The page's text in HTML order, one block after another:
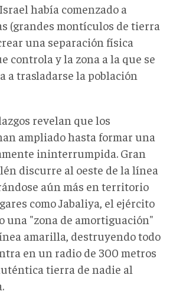
había comenzado a
(grandes montículos de tierra
una separación física
controla y la zona a la que se
a trasladarse la población
revelan que los
ampliado hasta formar una
ininterrumpida. Gran
discurre al oeste de la línea
aún más en territorio
como Jabaliya, el ejército
una "zona de amortiguación"
amarilla, destruyendo todo
en un radio de 300 metros
tierra de nadie al